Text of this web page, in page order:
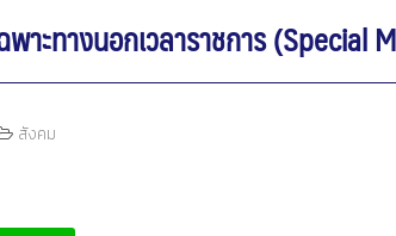
าะทางนอกเวลาราชการ (Special
สังคม